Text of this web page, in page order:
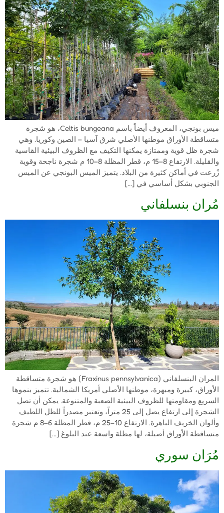
ميس بونجي، المعروف أيضاً باسم Celtis bungeana، هو شجرة
متساقطة الأوراق موطنها الأصلي شرق آسيا – الصين وكوريا. وهي
شجرة ظل قوية وممتازة يمكنها التكيف مع الظروف البيئية القاسية
والقليلة. الارتفاع 8–15 م، قطر المظلة 8–10 م شجرة ناجحة وقوية
زُرعت في أماكن كثيرة من البلاد. يتميز الميس البونجي عن الميس
الجنوبي بشكل أساسي في […]
مُران بنسلفاني
المران البنسلفاني (Fraxinus pennsylvanica) هو شجرة متساقطة
الأوراق، كبيرة ومبهرة، موطنها الأصلي أمريكا الشمالية. تتميز بنموها
السريع ومقاومتها للظروف البيئية الصعبة والمتنوعة. يمكن أن تصل
الشجرة إلى ارتفاع يصل إلى 25 متراً، وتعتبر مصدراً للظل اللطيف
وألوان الخريف الباهرة. الارتفاع 10–25 م، قطر المظلة 6–8 م شجرة
متساقطة الأوراق أصيلة، لها مظلة واسعة عند البلوغ […]
مُرَان سوري